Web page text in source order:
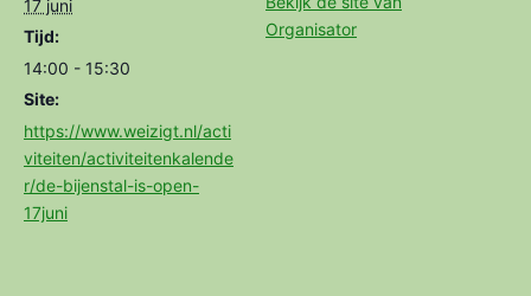
17 juni
Tijd:
14:00 - 15:30
Site:
https://www.weizigt.nl/acti
viteiten/activiteitenkalende
r/de-bijenstal-is-open-
17juni
Organisator